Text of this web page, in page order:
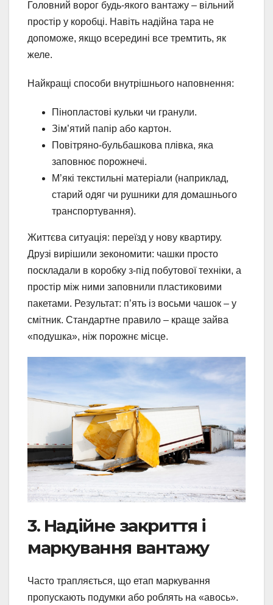
Головний ворог будь-якого вантажу – вільний
простір у коробці. Навіть надійна тара не
допоможе, якщо всередині все тремтить, як
желе.
Найкращі способи внутрішнього наповнення:
Пінопластові кульки чи гранули.
Зім’ятий папір або картон.
Повітряно-бульбашкова плівка, яка
заповнює порожнечі.
М’які текстильні матеріали (наприклад,
старий одяг чи рушники для домашнього
транспортування).
Життєва ситуація: переїзд у нову квартиру.
Друзі вирішили зекономити: чашки просто
поскладали в коробку з-під побутової техніки, а
простір між ними заповнили пластиковими
пакетами. Результат: п’ять із восьми чашок – у
смітник. Стандартне правило – краще зайва
«подушка», ніж порожнє місце.
3. Надійне закриття і
маркування вантажу
Часто трапляється, що етап маркування
пропускають подумки або роблять на «авось».